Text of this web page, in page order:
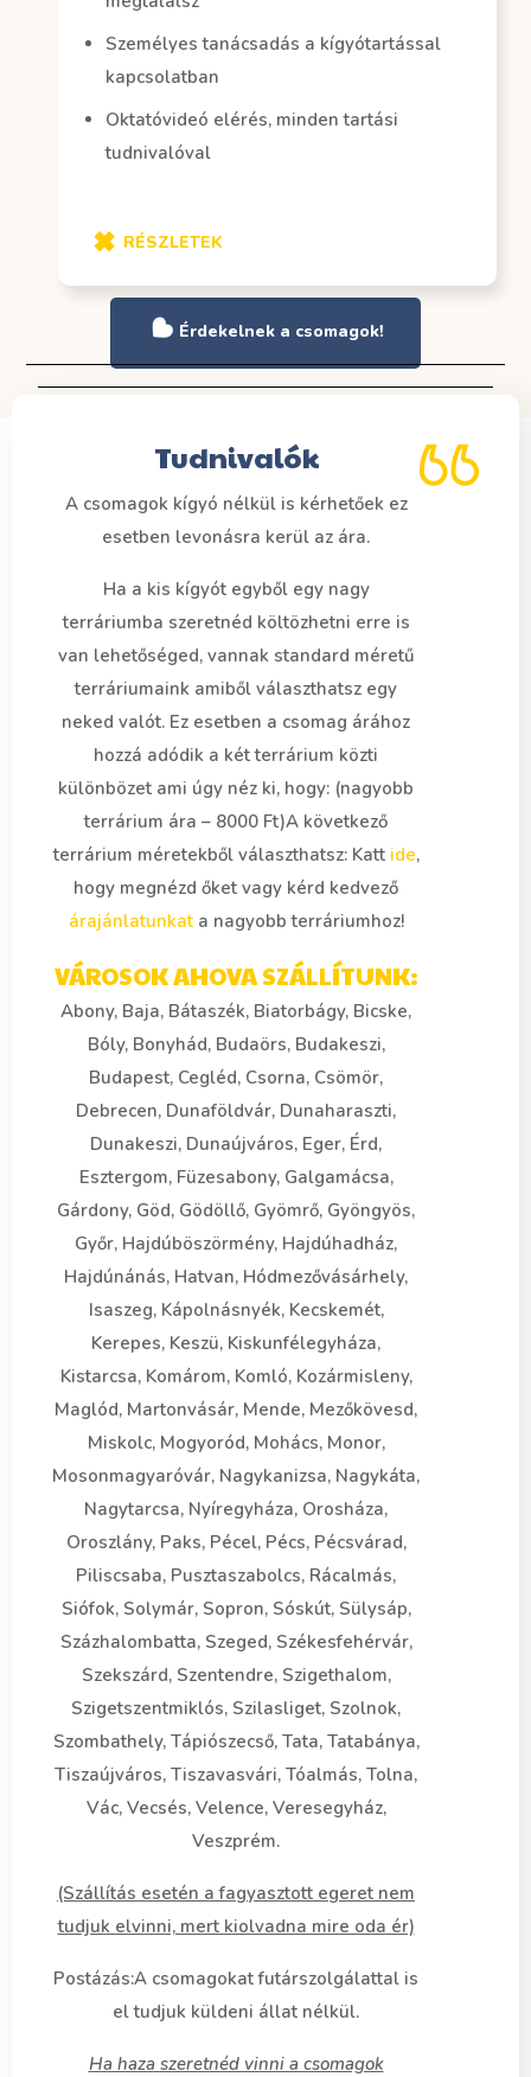
Személyes tanácsadás a kígyótartással
kapcsolatban
Oktatóvideó elérés, minden tartási
tudnivalóval
RÉSZLETEK
Érdekelnek a csomagok!
Tudnivalók
A csomagok kígyó nélkül is kérhetőek ez
esetben levonásra kerül az ára.
Ha a kis kígyót egyből egy nagy
terráriumba szeretnéd költözhetni erre is
van lehetőséged, vannak standard méretű
terráriumaink amiből választhatsz egy
neked valót. Ez esetben a csomag árához
hozzá adódik a két terrárium közti
különbözet ami úgy néz ki, hogy: (nagyobb
terrárium ára – 8000 Ft)A következő
terrárium méretekből választhatsz: Katt ide,
hogy megnézd őket vagy kérd kedvező
árajánlatunkata nagyobb terráriumhoz!
VÁROSOK AHOVA SZÁLLÍTUNK:
Abony, Baja, Bátaszék, Biatorbágy, Bicske,
Bóly, Bonyhád, Budaörs, Budakeszi,
Budapest, Cegléd, Csorna, Csömör,
Debrecen, Dunaföldvár, Dunaharaszti,
Dunakeszi, Dunaújváros, Eger, Érd,
Esztergom, Füzesabony, Galgamácsa,
Gárdony, Göd, Gödöllő, Gyömrő, Gyöngyös,
Győr, Hajdúböszörmény, Hajdúhadház,
Hajdúnánás, Hatvan, Hódmezővásárhely,
Isaszeg, Kápolnásnyék, Kecskemét,
Kerepes, Keszü, Kiskunfélegyháza,
Kistarcsa, Komárom, Komló, Kozármisleny,
Maglód, Martonvásár, Mende, Mezőkövesd,
Miskolc, Mogyoród, Mohács, Monor,
Mosonmagyaróvár, Nagykanizsa, Nagykáta,
Nagytarcsa, Nyíregyháza, Orosháza,
Oroszlány, Paks, Pécel, Pécs, Pécsvárad,
Piliscsaba, Pusztaszabolcs, Rácalmás,
Siófok, Solymár, Sopron, Sóskút, Sülysáp,
Százhalombatta, Szeged, Székesfehérvár,
Szekszárd, Szentendre, Szigethalom,
Szigetszentmiklós, Szilasliget, Szolnok,
Szombathely, Tápiószecső, Tata, Tatabánya,
Tiszaújváros, Tiszavasvári, Tóalmás, Tolna,
Vác, Vecsés, Velence, Veresegyház,
Veszprém.
(Szállítás esetén a fagyasztott egeret nem
tudjuk elvinni, mert kiolvadna mire oda ér)
Postázás:A csomagokat futárszolgálattal is
el tudjuk küldeni állat nélkül.
Ha haza szeretnéd vinni a csomagok